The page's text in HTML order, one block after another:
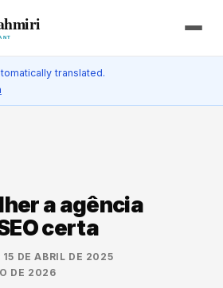
translated.
a agência
certa
15 DE ABRIL DE 2025
DE 2026